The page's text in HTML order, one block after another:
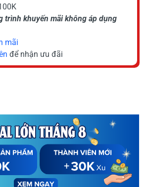
trình khuyến mãi không áp dụng
mãi
để nhận ưu đãi